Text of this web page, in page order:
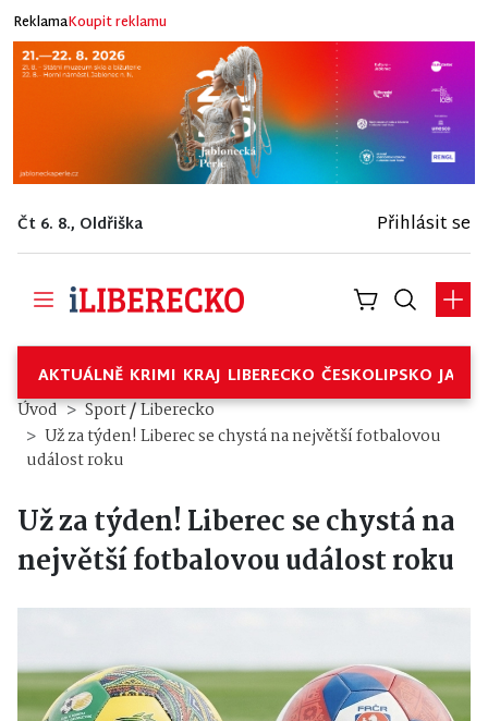
ReklamaKoupit reklamu
Čt 6. 8., Oldřiška Přihlásit se
AKTUÁLNĚ KRIMI KRAJ LIBERECKO ČESKOLIPSKO
Úvod Sport/Liberecko
Už za týden! Liberec se chystá na největší fotbalovou
událost roku
Už za týden! Liberec se chystá na
největší fotbalovou událost roku